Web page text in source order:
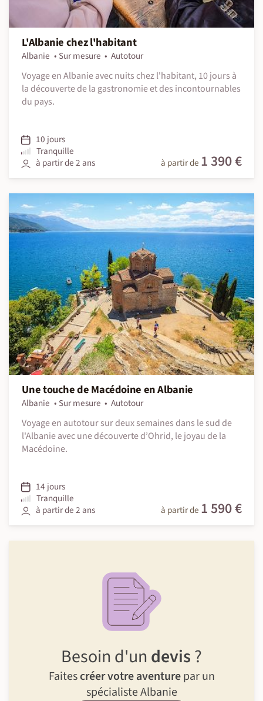
L'Albanie chez l'habitant
Albanie Sur mesure
Autotour
Voyage en Albanie avec nuits chez l'habitant, 10 jours à
la découverte de la gastronomie et des incontournables
du pays.
10 jours
Tranquille
à partir de 2 ans
à partir de 1 390 €
Une touche de Macédoine en Albanie
Albanie Sur mesure
Autotour
Voyage en autotour sur deux semaines dans le sud de
l'Albanie avec une découverte d’Ohrid, le joyau de la
Macédoine.
14 jours
Tranquille
à partir de 2 ans
à partir de 1 590 €
Besoin d'un devis?
Faitescréer votre aventurepar un
spécialiste Albanie